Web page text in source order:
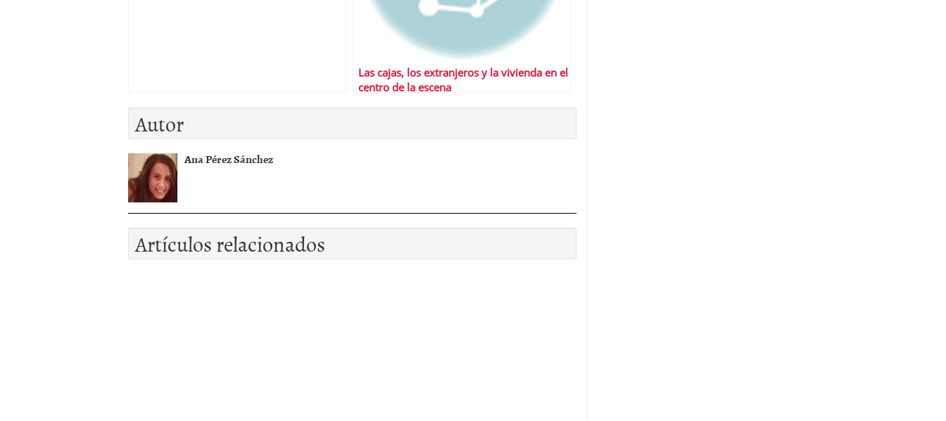
Las cajas, los extranjeros y la vivienda en el
centro de la escena
Autor
Ana Pérez Sánchez
Artículos relacionados